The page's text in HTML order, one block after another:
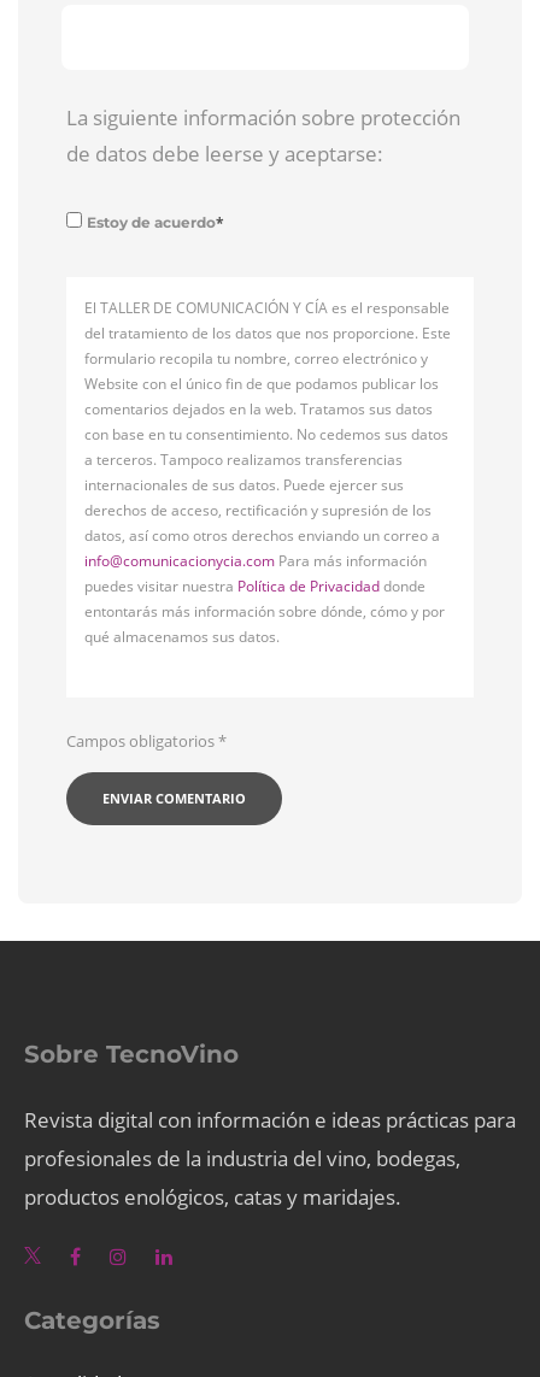
La siguiente información sobre protección
de datos debe leerse y aceptarse:
Estoy de acuerdo*
El TALLER DE COMUNICACIÓN Y CÍA es el responsable
del tratamiento de los datos que nos proporcione. Este
formulario recopila tu nombre, correo electrónico y
Website con el único fin de que podamos publicar los
comentarios dejados en la web. Tratamos sus datos
con base en tu consentimiento. No cedemos sus datos
a terceros. Tampoco realizamos transferencias
internacionales de sus datos. Puede ejercer sus
derechos de acceso, rectificación y supresión de los
datos, así como otros derechos enviando un correo a
info@comunicacionycia.com Para más información
puedes visitar nuestra Política de Privacidaddonde
entontarás más información sobre dónde, cómo y por
qué almacenamos sus datos.
Campos obligatorios*
Sobre TecnoVino
Revista digital con información e ideas prácticas para
profesionales de la industria del vino, bodegas,
productos enológicos, catas y maridajes.
Categorías